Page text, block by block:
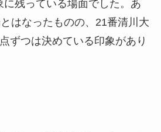
に残っている場面でした。あ
はなったものの、21番清川大
ずつは決めている印象があり